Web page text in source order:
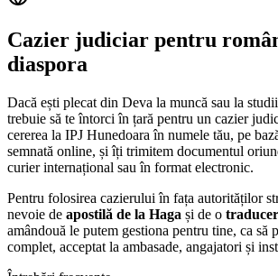
Cazier judiciar pentru
diaspora
Dacă ești plecat din Deva la muncă sau la
trebuie să te întorci în țară pentru un cazier
cererea la IPJ Hunedoara în numele tău, pe
semnată online, și îți trimitem documentul
curier internațional sau în format electronic.
Pentru folosirea cazierului în fața autorităților
nevoie de apostilă de la Haga și de o
amândouă le putem gestiona pentru tine, ca să
complet, acceptat la ambasade, angajatori și